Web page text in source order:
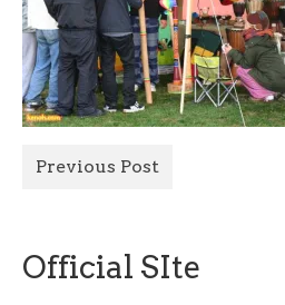
All Photo
Official Site
Previous Post
Official SIte